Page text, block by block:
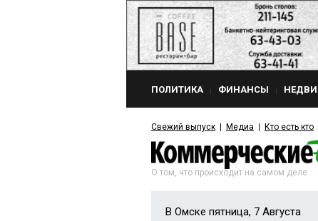
ПОЛИТИКА ФИНАНСЫ
Свежий выпуск Медиа Кто есть кто
О том, что происходит на самом деле
В Омске пятница, 7 Августа